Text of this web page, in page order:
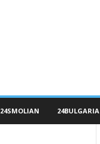
24SMOLIAN 24BULGARIA